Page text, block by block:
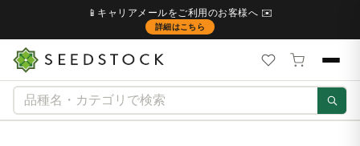
📱キャリアメールをご利用のお客様へ ✉️
詳細はこちら